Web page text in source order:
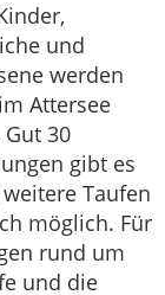
und
werden
Attersee
30
gibt es
Taufen
möglich. Für
rund um
und die